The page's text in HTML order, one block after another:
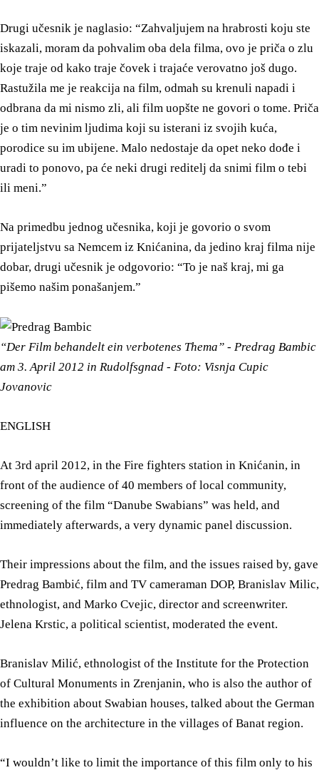
Drugi učesnik je naglasio: “Zahvaljujem na hrabrosti koju ste
iskazali, moram da pohvalim oba dela filma, ovo je priča o zlu
koje traje od kako traje čovek i trajaće verovatno još dugo.
Rastužila me je reakcija na film, odmah su krenuli napadi i
odbrana da mi nismo zli, ali film uopšte ne govori o tome. Priča
je o tim nevinim ljudima koji su isterani iz svojih kuća,
porodice su im ubijene. Malo nedostaje da opet neko dođe i
uradi to ponovo, pa će neki drugi reditelj da snimi film o tebi
ili meni.”
Na primedbu jednog učesnika, koji je govorio o svom
prijateljstvu sa Nemcem iz Knićanina, da jedino kraj filma nije
dobar, drugi učesnik je odgovorio: “To je naš kraj, mi ga
pišemo našim ponašanjem.”
“Der Film behandelt ein verbotenes Thema” - Predrag Bambic
am 3. April 2012 in Rudolfsgnad - Foto: Visnja Cupic
Jovanovic
ENGLISH
At 3rd april 2012, in the Fire fighters station in Knićanin, in
front of the audience of 40 members of local community,
screening of the film “Danube Swabians” was held, and
immediately afterwards, a very dynamic panel discussion.
Their impressions about the film, and the issues raised by, gave
Predrag Bambić, film and TV cameraman DOP, Branislav Milic,
ethnologist, and Marko Cvejic, director and screenwriter.
Jelena Krstic, a political scientist, moderated the event.
Branislav Milić, ethnologist of the Institute for the Protection
of Cultural Monuments in Zrenjanin, who is also the author of
the exhibition about Swabian houses, talked about the German
influence on the architecture in the villages of Banat region.
“I wouldn’t like to limit the importance of this film only to his